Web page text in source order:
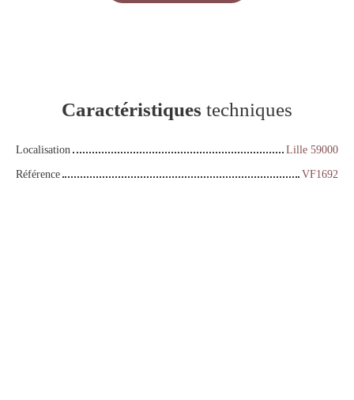
Caractéristiques techniques
Localisation
Lille 59000
Référence
VF1692